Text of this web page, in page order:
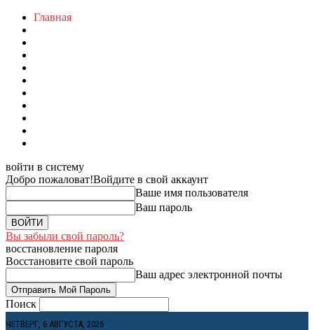
Главная
войти в систему
Добро пожаловат!Войдите в свой аккаунт
Ваше имя пользователя
Ваш пароль
Вы забыли свой пароль?
восстановление пароля
Восстановите свой пароль
Ваш адрес электронной почты
Поиск
ЧЕТВЕРГ, 6 АВГУСТА, 2026